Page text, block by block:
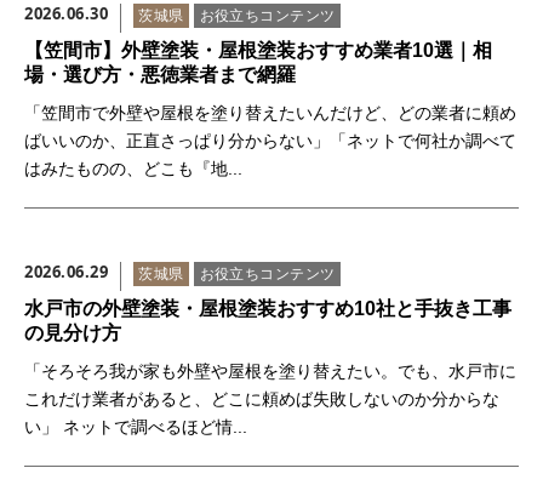
2026.06.30 茨城県 お役立ちコンテンツ
【笠間市】外壁塗装・屋根塗装おすすめ業者10選｜相
場・選び方・悪徳業者まで網羅
「笠間市で外壁や屋根を塗り替えたいんだけど、どの業者に頼め
ばいいのか、正直さっぱり分からない」「ネットで何社か調べて
はみたものの、どこも『地...
2026.06.29 茨城県 お役立ちコンテンツ
水戸市の外壁塗装・屋根塗装おすすめ10社と手抜き工事
の見分け方
「そろそろ我が家も外壁や屋根を塗り替えたい。でも、水戸市に
これだけ業者があると、どこに頼めば失敗しないのか分からな
い」 ネットで調べるほど情...
お問い合わせ